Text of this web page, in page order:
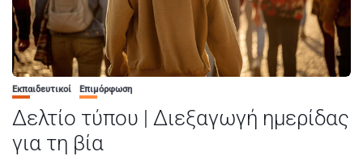
Εκπαιδευτικοί Επιμόρφωση
Δελτίο τύπου | Διεξαγωγή ημερίδας
για τη βία